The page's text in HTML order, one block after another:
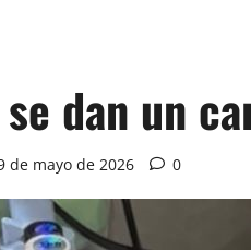
dan un
de mayo de 2026 0